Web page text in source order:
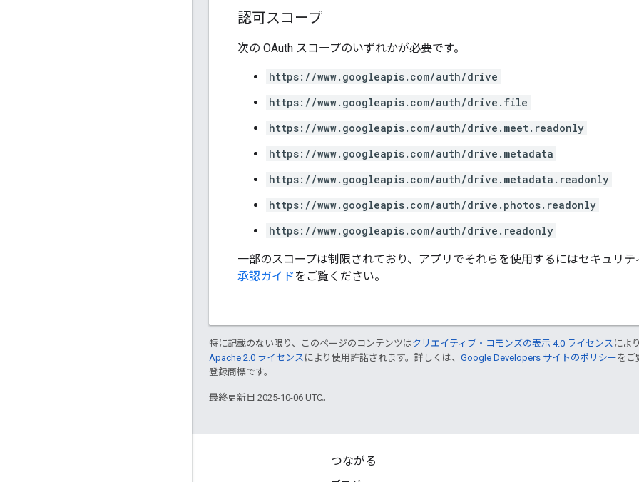
認可スコープ
次の OAuth スコープのいずれかが必要です。
https://www.googleapis.com/auth/drive
https://www.googleapis.com/auth/drive.file
https://www.googleapis.com/auth/drive.meet.readonly
https://www.googleapis.com/auth/drive.metadata
https://www.googleapis.com/auth/drive.metadata.readonly
https://www.googleapis.com/auth/drive.photos.readonly
https://www.googleapis.com/auth/drive.readonly
一部のスコープは制限されており、アプリでそれらを使用するにはセキュリ
承認ガイドをご覧ください。
特に記載のない限り、このページのコンテンツはクリエイティブ・コモンズの表示 4.0 ライセンス によ
Apache 2.0 ライセンス により使用許諾されます。詳しくは、 Google Developers サイトのポリシー をご
登録商標です。
最終更新日 2025-10-06 UTC。
つながる